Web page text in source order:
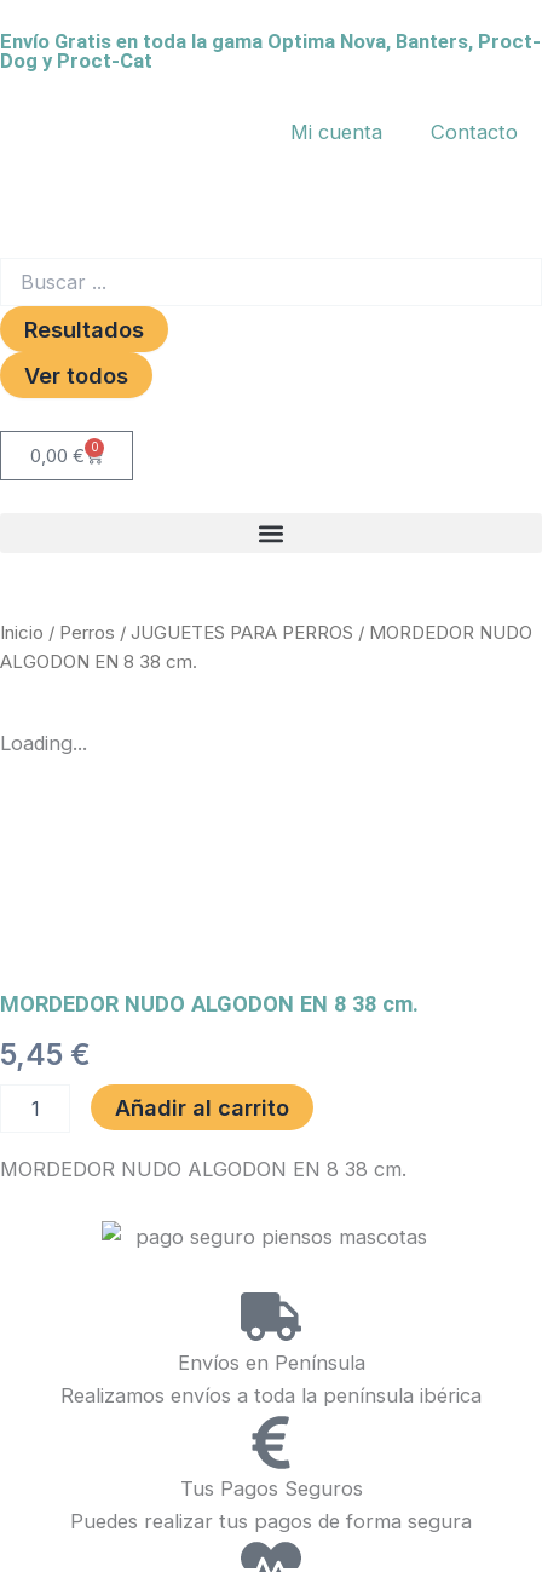
al
Envío Gratis en toda la gama Optima Nova, Banters, Proct-
Dog y Proct-Cat
Mi cuenta Contacto
Resultados
Ver todos
0,00 € 0
Carrito
Inicio / Perros / JUGUETES PARA PERROS / MORDEDOR NUDO
ALGODON EN 8 38 cm.
Loading...
MORDEDOR NUDO ALGODON EN 8 38 cm.
5,45 €
MORDEDOR
NUDO
EN
Añadir al carrito
MORDEDOR NUDO ALGODON EN 8 38 cm.
Envíos en Península
Realizamos envíos a toda la península ibérica
Tus Pagos Seguros
Puedes realizar tus pagos de forma segura